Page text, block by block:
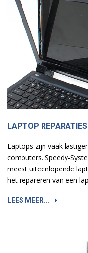
LAPTOP REPARATIES
Laptops zijn vaak
computers. Speedy-
meest uiteenlopende
het repareren van een
LEES MEER...